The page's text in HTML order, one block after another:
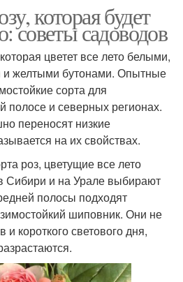
которая будет
советы садоводов
цветет все лето белыми,
желтыми бутонами. Опытные
сорта для
и северных регионах.
переносят низкие
на их свойствах.
роз, цветущие все лето
Сибири и на Урале выбирают
полосы подходят
шиповник. Они не
короткого светового дня,